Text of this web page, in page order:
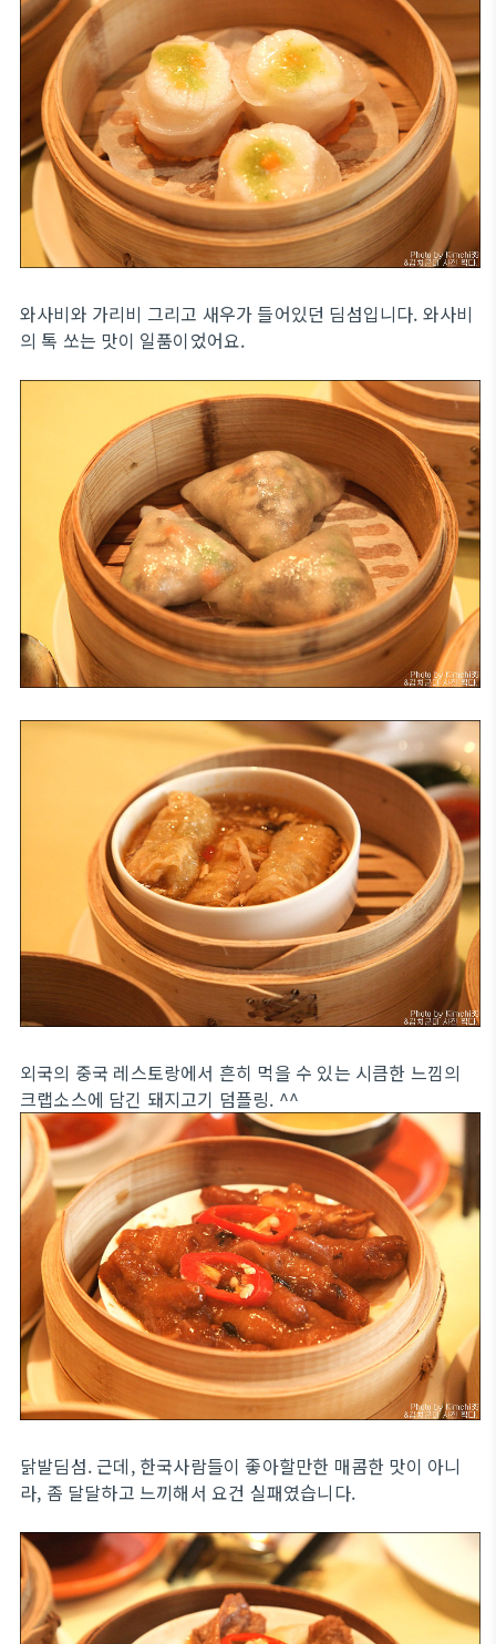
와사비와 가리비 그리고 새우가 들어있던 딤섬입니다. 와사비
의 톡 쏘는 맛이 일품이었어요.
외국의 중국 레스토랑에서 흔히 먹을 수 있는 시큼한 느낌의
크랩소스에 담긴 돼지고기 덤플링. ^^
닭발딤섬. 근데, 한국사람들이 좋아할만한 매콤한 맛이 아니
라, 좀 달달하고 느끼해서 요건 실패였습니다.